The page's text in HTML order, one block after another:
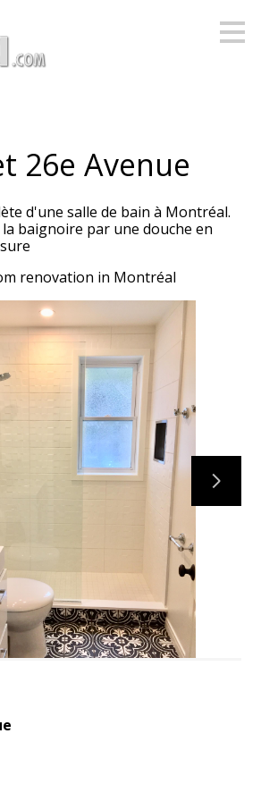
ACCUEIL
PROJETS
À PROPOS
CONTACT
26e Avenue
d'une salle de bain à Montréal.
la baignoire par une douche en
renovation in Montréal